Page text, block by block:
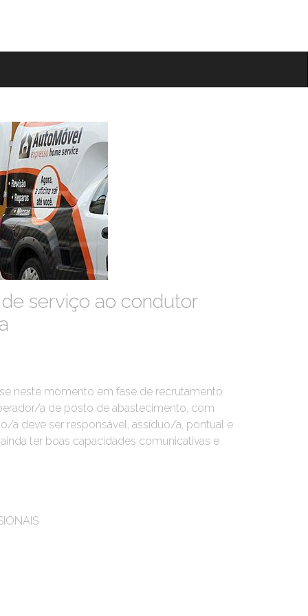
serviço ao condutor
neste momento em fase de recrutamento
a de posto de abastecimento, com
a deve ser responsável, assíduo/a, pontual e
ter boas capacidades comunicativas e